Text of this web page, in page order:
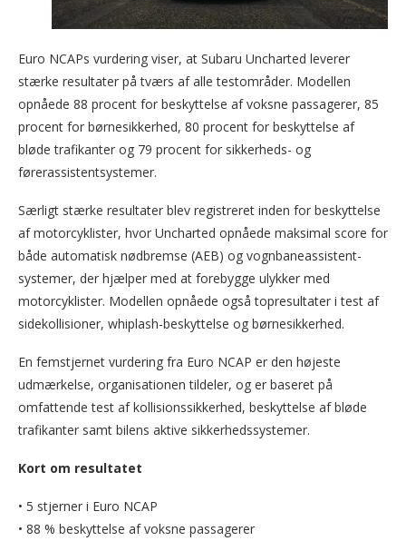
Euro NCAPs vurdering viser, at Subaru Uncharted leverer
stærke resultater på tværs af alle testområder. Modellen
opnåede 88 procent for beskyttelse af voksne passagerer, 85
procent for børnesikkerhed, 80 procent for beskyttelse af
bløde trafikanter og 79 procent for sikkerheds- og
førerassistentsystemer.
Særligt stærke resultater blev registreret inden for beskyttelse
af motorcyklister, hvor Uncharted opnåede maksimal score for
både automatisk nødbremse (AEB) og vognbaneassistent-
systemer, der hjælper med at forebygge ulykker med
motorcyklister. Modellen opnåede også topresultater i test af
sidekollisioner, whiplash-beskyttelse og børnesikkerhed.
En femstjernet vurdering fra Euro NCAP er den højeste
udmærkelse, organisationen tildeler, og er baseret på
omfattende test af kollisionssikkerhed, beskyttelse af bløde
trafikanter samt bilens aktive sikkerhedssystemer.
Kort om resultatet
• 5 stjerner i Euro NCAP
• 88 % beskyttelse af voksne passagerer